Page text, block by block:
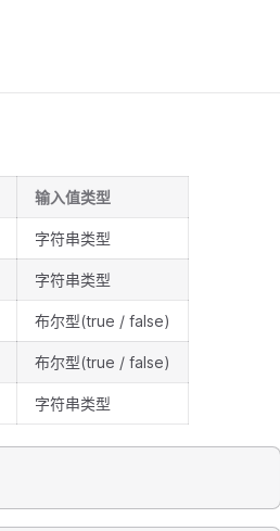
输入值类型
字符串类型
字符串类型
布尔型(true / false)
布尔型(true / false)
字符串类型